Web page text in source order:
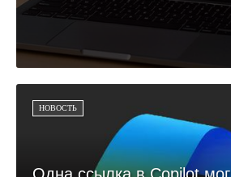
НОВОСТЬ
Одна ссылка в Copilot